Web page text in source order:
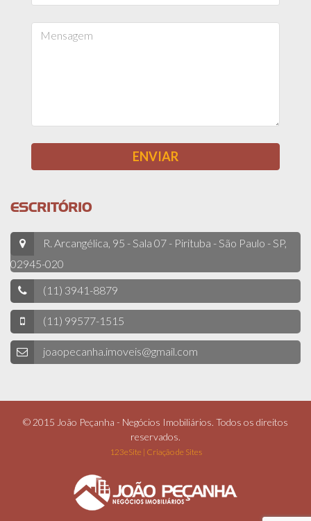
ESCRITÓRIO
R. Arcangélica, 95 - Sala 07 - Pirituba - São Paulo - SP,
02945-020
(11) 3941-8879
(11) 99577-1515
joaopecanha.imoveis@gmail.com
© 2015 João Peçanha - Negócios Imobiliários. Todos os direitos
reservados.
123eSite | Criação de Sites